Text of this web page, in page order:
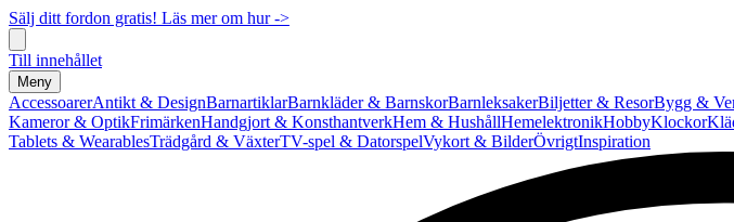
Sälj ditt fordon gratis! Läs mer om hur ->
Till innehållet
Meny
AccessoarerAntikt & DesignBarnartiklarBarnkläder & BarnskorBarnleksakerBiljetter & ResorBygg &
Kameror & OptikFrimärkenHandgjort & KonsthantverkHem & HushållHemelektronikHobbyKlockor
Tablets & WearablesTrädgård & VäxterTV-spel & DatorspelVykort & BilderÖvrigtInspiration